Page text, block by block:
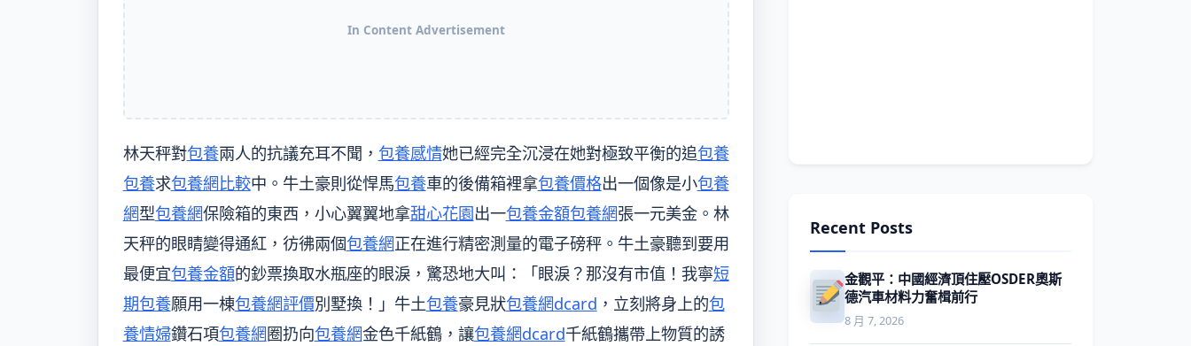
In Content Advertisement
林天秤對包養兩人的抗議充耳不聞， 包養感情她已經完全沉浸在她對極致平衡的追包養
包養求包養網比較中。牛土豪則從悍馬包養車的後備箱裡拿包養價格出一個像是小包養
網型包養網保險箱的東西，小心翼翼地拿甜心花園出一包養金額包養網張一元美金。林
天秤的眼睛變得通紅，彷彿兩個包養網正在進行精密測量的電子磅秤。牛土豪聽到要用
最便宜包養金額的鈔票換取水瓶座的眼淚，驚恐地大叫：「眼淚？那沒有市值！我寧短
期包養願用一棟包養網評價別墅換！」牛土包養豪見狀包養網dcard ，立刻將身上的包
養情婦鑽石項包養網圈扔向包養網金色千紙鶴，讓包養網dcard千紙鶴攜帶上物質的誘
Recent Posts
金觀平：中國經濟頂住壓OSDER奧斯
德汽車材料力奮楫前行
8 月 7, 2026